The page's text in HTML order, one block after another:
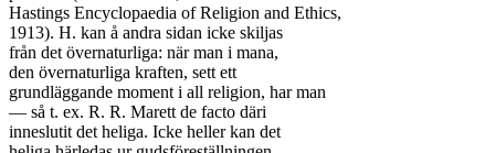
Hastings Encyclopaedia of Religion and Ethics,
1913). H. kan å andra sidan icke skiljas
från det övernaturliga: när man i mana,
den övernaturliga kraften, sett ett
grundläggande moment i all religion, har man
— så t. ex. R. R. Marett de facto däri
inneslutit det heliga. Icke heller kan det